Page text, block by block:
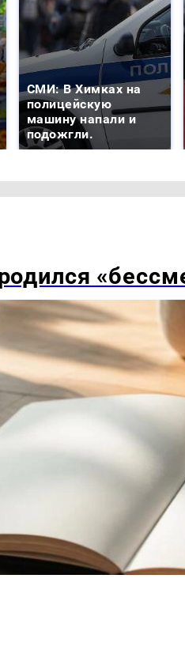
СМИ: В Химках на
полицейскую
машину напали и
подожгли.